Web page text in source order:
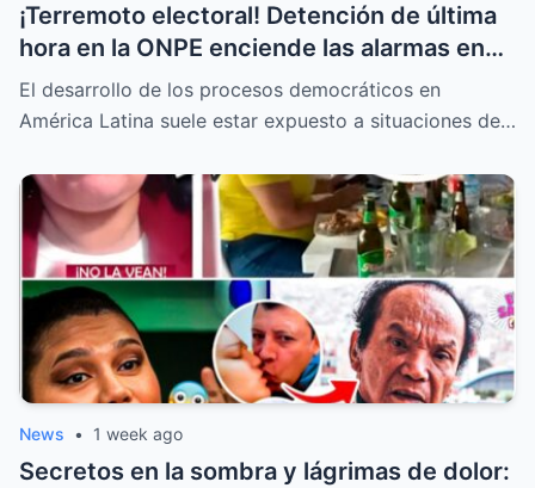
¡Terremoto electoral! Detención de última
hora en la ONPE enciende las alarmas en
todas las mesas de votación
El desarrollo de los procesos democráticos en
América Latina suele estar expuesto a situaciones de…
News • 1 week ago
Secretos en la sombra y lágrimas de dolor: